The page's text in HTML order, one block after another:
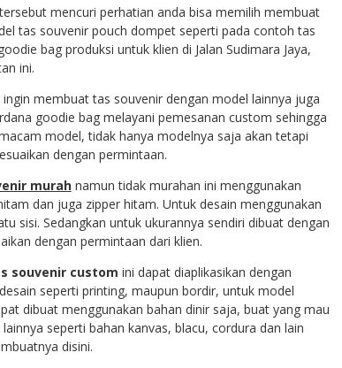
mencuri perhatian anda bisa memilih membuat
tas souvenir pouch dompet seperti pada contoh tas
bag produksi untuk klien di Jalan Sudimara Jaya,
ini.
membuat tas souvenir dengan model lainnya juga
goodie bag melayani pemesanan custom sehingga
model, tidak hanya modelnya saja akan tetapi
dengan permintaan.
murahnamun tidak murahan ini menggunakan
dan juga zipper hitam. Untuk desain menggunakan
sisi. Sedangkan untuk ukurannya sendiri dibuat dengan
dengan permintaan dari klien.
souvenir custom ini dapat diaplikasikan dengan
seperti printing, maupun bordir, untuk model
dibuat menggunakan bahan dinir saja, buat yang mau
seperti bahan kanvas, blacu, cordura dan lain
disini.